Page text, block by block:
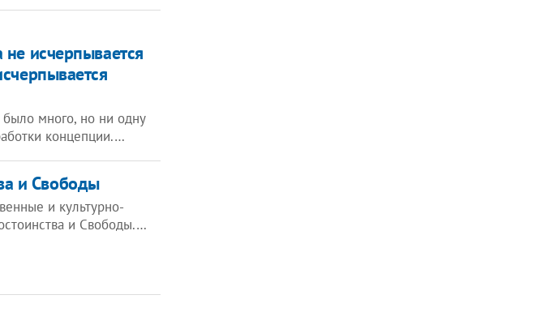
исчерпывается
много, но ни одну
концепции.…
и Свободы
и культурно-
и Свободы.…